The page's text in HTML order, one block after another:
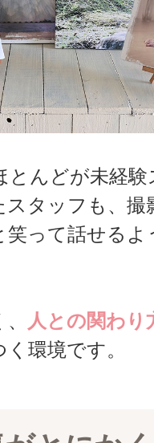
んどが未経験
タッフも、撮
笑って話せる
人との関わり
環境です。